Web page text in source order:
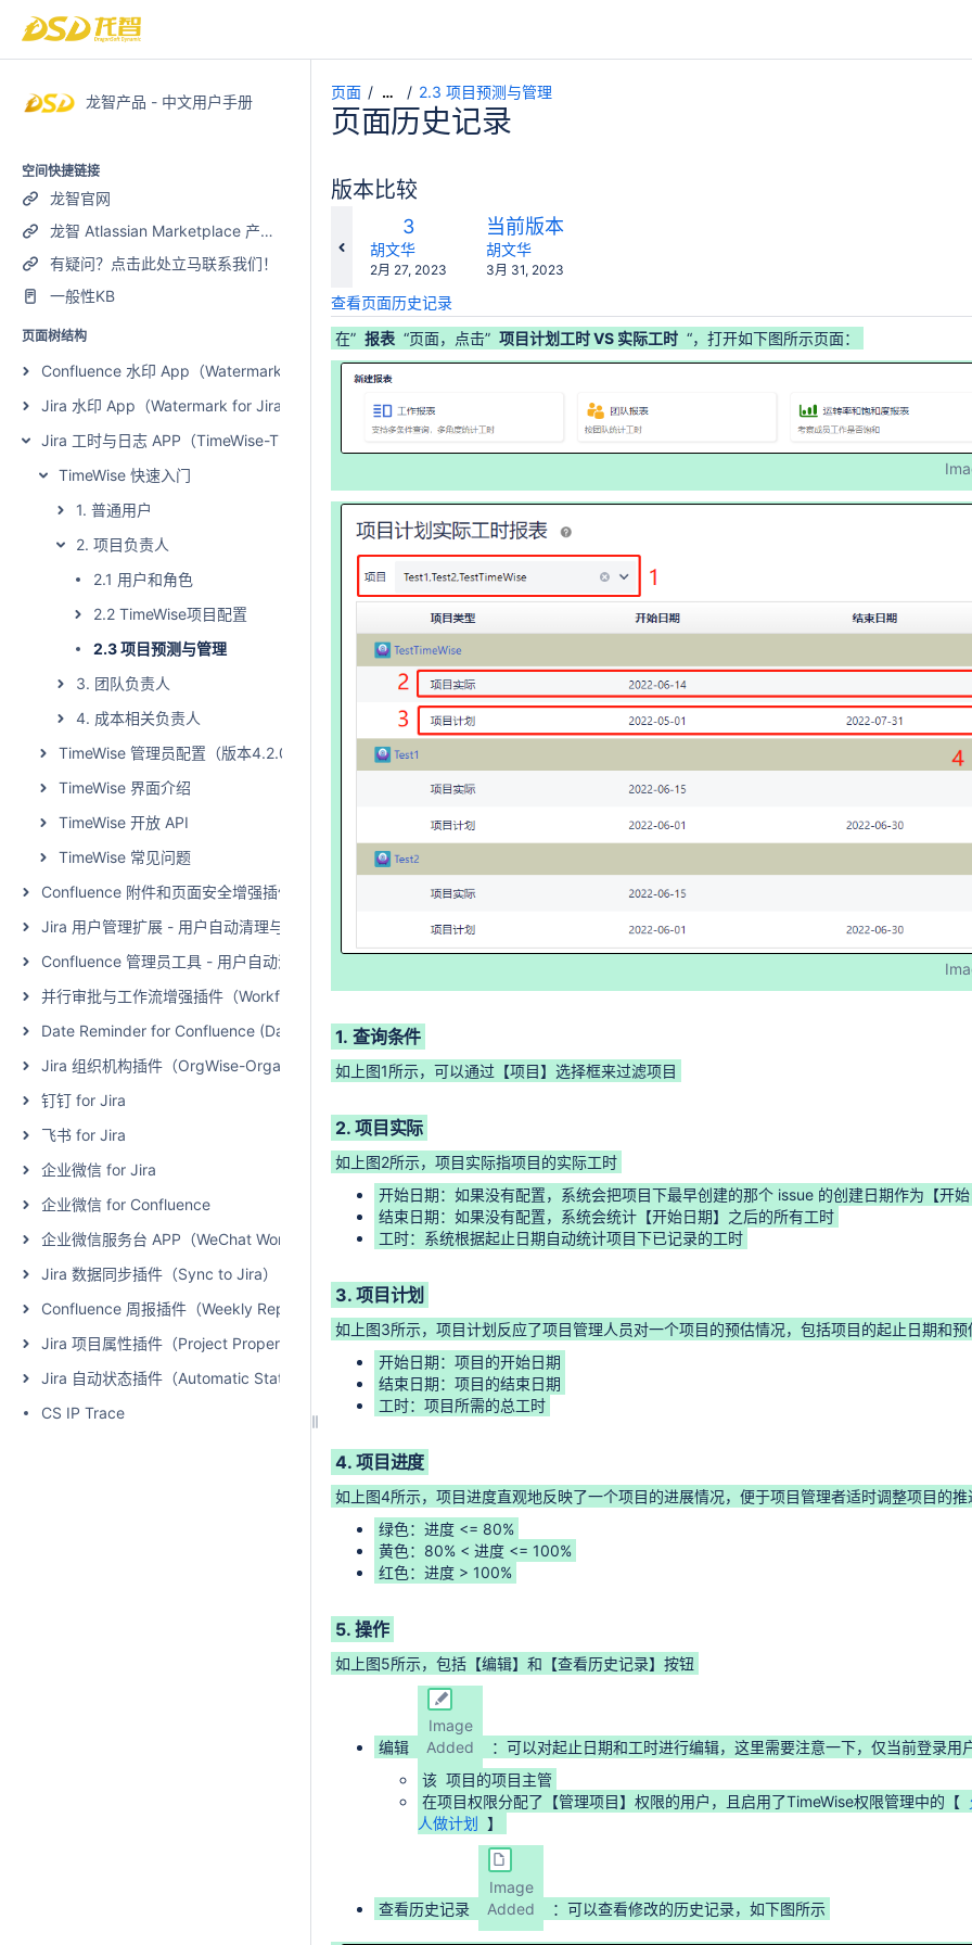
龙智产品 - 中文用户手册
空间快捷链接
龙智官网
龙智 Atlassian Marketplace 产品列表
有疑问？点击此处立马联系我们！
一般性KB
页面树结构
Confluence 水印 App（Watermark for Confluence）
Jira 水印 App（Watermark for Jira）
Jira 工时与日志 APP（TimeWise-Timesheets with Plan and WorkLog for Jira）
TimeWise 快速入门
1. 普通用户
2. 项目负责人
2.1 用户和角色
2.2 TimeWise项目配置
2.3 项目预测与管理
3. 团队负责人
4. 成本相关负责人
TimeWise 管理员配置（版本4.2.0及之后）
TimeWise 界面介绍
TimeWise 开放 API
TimeWise 常见问题
Confluence 附件和页面安全增强插件（Page and Attachment Security Enhancer for Confluence）
Jira 用户管理扩展 - 用户自动清理与激活（User Management Extension - Manage Inactive Users）（Data Center）
Confluence 管理员工具 - 用户自动清理与激活（Admin Toolkit - Manage Inactive Users）（Data Center）
并行审批与工作流增强插件（WorkflowWise - Parallel Approval and Workflow Extension）
Date Reminder for Confluence (Data Center)
Jira 组织机构插件（OrgWise-Organization and Report for Jira）（v4.5.0+）
钉钉 for Jira
飞书 for Jira
企业微信 for Jira
企业微信 for Confluence
企业微信服务台 APP（WeChat Work for Jira Service Management）
Jira 数据同步插件（Sync to Jira）
Confluence 周报插件（Weekly Report）
Jira 项目属性插件（Project Properties Extension for Jira）
Jira 自动状态插件（Automatic Status for Jira）
CS IP Trace
页面 … 2.3 项目预测与管理
页面历史记录
版本比较
旧
版
本
3
changes.mady.by.user
胡文华
保
于
2月 27, 2023
新
版
本
当前版本
changes.mady.by.user
胡文华
保
3月 31, 2023
查看页面历史记录
在” 报表 “页面，点击” 项目计划工时 VS 实际工时 “，打开如下图所示页面：
1. 查询条件
如上图1所示，可以通过【项目】选择框来过滤项目
2. 项目实际
如上图2所示，项目实际指项目的实际工时
开始日期：如果没有配置，系统会把项目下最早创建的那个 issue 的创建日期作为【开始
结束日期：如果没有配置，系统会统计【开始日期】之后的所有工时
工时：系统根据起止日期自动统计项目下已记录的工时
3. 项目计划
如上图3所示，项目计划反应了项目管理人员对一个项目的预估情况，包括项目的起止日期和预
开始日期：项目的开始日期
结束日期：项目的结束日期
工时：项目所需的总工时
4. 项目进度
如上图4所示，项目进度直观地反映了一个项目的进展情况，便于项目管理者适时调整项目的
绿色：进度 <= 80%
黄色：80% < 进度 <= 100%
红色：进度 > 100%
5. 操作
如上图5所示，包括【编辑】和【查看历史记录】按钮
编辑
Image
Added
：可以对起止日期和工时进行编辑，这里需要注意一下，仅当前登录用
该 项目的项目主管
在项目权限分配了【管理项目】权限的用户，且启用了TimeWise权限管理中的【
人做计划 】
查看历史记录
Image
Added
：可以查看修改的历史记录，如下图所示